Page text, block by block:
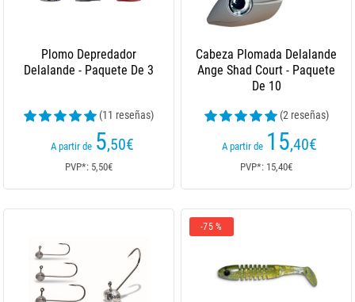
Plomo Depredador
Delalande - Paquete De 3
(11 reseñas)
A partir de 5,50€
PVP*: 5,50€
Cabeza Plomada Delalande
Ange Shad Court - Paquete
De 10
(2 reseñas)
A partir de 15,40€
PVP*: 15,40€
-75 %